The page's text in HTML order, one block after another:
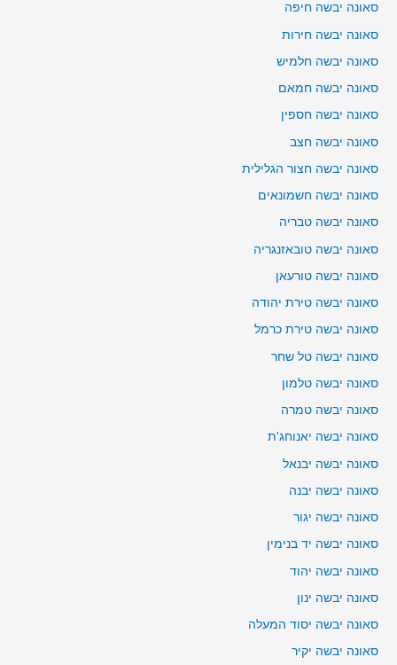
סאונה יבשה חיפה
סאונה יבשה חירות
סאונה יבשה חלמיש
סאונה יבשה חמאם
סאונה יבשה חספין
סאונה יבשה חצב
סאונה יבשה חצור הגלילית
סאונה יבשה חשמונאים
סאונה יבשה טבריה
סאונה יבשה טובאזנגריה
סאונה יבשה טורעאן
סאונה יבשה טירת יהודה
סאונה יבשה טירת כרמל
סאונה יבשה טל שחר
סאונה יבשה טלמון
סאונה יבשה טמרה
סאונה יבשה יאנוחג'ת
סאונה יבשה יבנאל
סאונה יבשה יבנה
סאונה יבשה יגור
סאונה יבשה יד בנימין
סאונה יבשה יהוד
סאונה יבשה ינון
סאונה יבשה יסוד המעלה
סאונה יבשה יקיר